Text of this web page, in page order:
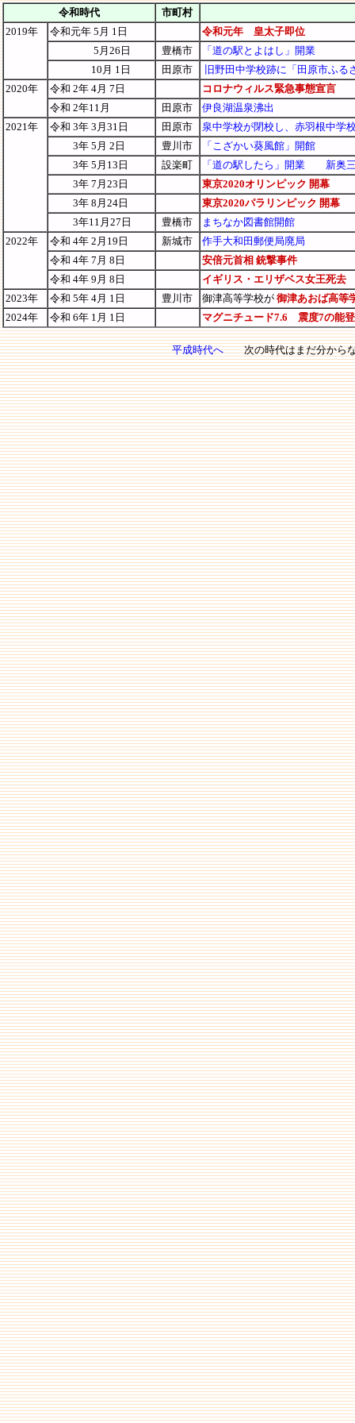
令和時代
市町村
2019年
令和元年 5月 1日
令和元年 皇太子即位
5月26日
豊橋市
「道の駅とよはし」開業
10月 1日
田原市
旧野田中学校跡に「田原市ふ
2020年
令和 2年 4月 7日
コロナウィルス緊急事態宣言
令和 2年11月
田原市
伊良湖温泉沸出
2021年
令和 3年 3月31日 田原市
泉中学校が閉校し、赤羽根中学
3年 5月 2日
豊川市
「こざかい葵風館」開館
3年 5月13日
設楽町 「道の駅したら」開業
新奥
3年 7月23日
東京2020オリンピック 開幕
3年 8月24日
東京2020パラリンピック 開幕
3年11月27日
豊橋市
まちなか図書館開館
2022年
令和 4年 2月19日 新城市
作手大和田郵便局廃局
令和 4年 7月 8日
安倍元首相 銃撃事件
令和 4年 9月 8日
イギリス・エリザベス女王死去
2023年
令和 5年 4月 1日 豊川市 御津高等学校が 御津あおば高等
2024年
令和 6年 1月 1日 マグニチュード7.6 震度7の能
平成時代へ次の時代はまだ分か